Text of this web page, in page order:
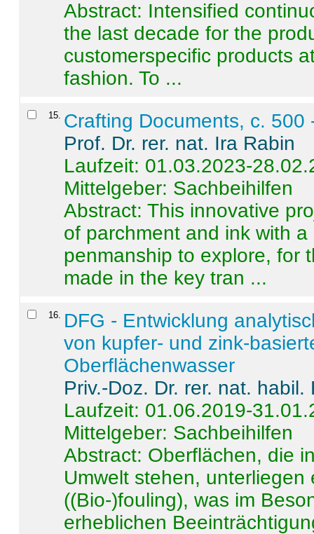
Abstract: Intensified
the last decade for the
customerspecific products
fashion. To ...
15 Crafting Documents, c. 500
Prof. Dr. rer. nat. Ira Rabin
Laufzeit: 01.03.2023-
Mittelgeber: Sachbeihilfen
Abstract:This innovative
of parchment and ink with
penmanship to explore, for
made in the key tran ...
16
DFG - Entwicklung
von kupfer- und zink-
Oberflächenwasser
Priv.-Doz. Dr. rer. nat.
Laufzeit: 01.06.2019-
Mittelgeber: Sachbeihilfen
Abstract: Oberflächen, die
Umwelt stehen,
((Bio-)fouling), was im
erheblichen